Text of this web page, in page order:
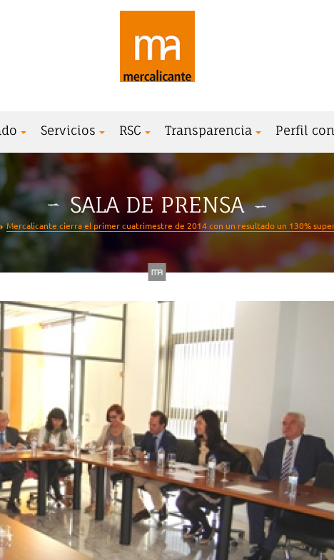
Servicios RSC Transparencia Perfil
SALA DE PRENSA
Mercalicante cierra el primer cuatrimestre de 2014 con un resultado un 130%